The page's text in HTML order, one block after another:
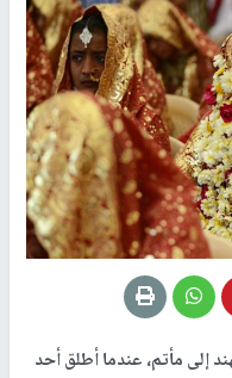
إلى مأتم، عندما أطلق أحد